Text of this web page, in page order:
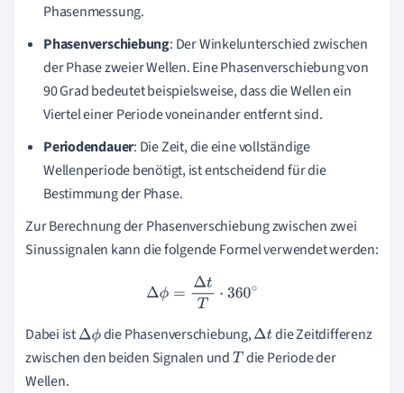
Phasenmessung.
Phasenverschiebung: Der Winkelunterschied zwischen
der Phase zweier Wellen. Eine Phasenverschiebung von
90 Grad bedeutet beispielsweise, dass die Wellen ein
Viertel einer Periode voneinander entfernt sind.
Periodendauer: Die Zeit, die eine vollständige
Wellenperiode benötigt, ist entscheidend für die
Bestimmung der Phase.
Zur Berechnung der Phasenverschiebung zwischen zwei
Sinussignalen kann die folgende Formel verwendet werden:
Δ ϕ= ΔtT⋅360∘
Dabei istΔϕ die Phasenverschiebung,Δt die Zeitdifferenz
zwischen den beiden Signalen undT die Periode der
Wellen.